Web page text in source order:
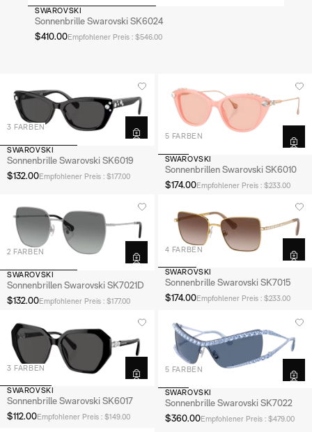
SWAROVSKI
Sonnenbrille Swarovski SK6024
$410.00Empfohlener Preis : $546.00
3 FARBEN
SWAROVSKI
Sonnenbrille Swarovski SK6019
$132.00Empfohlener Preis : $177.00
5 FARBEN
SWAROVSKI
Sonnenbrillen Swarovski SK6010
$174.00Empfohlener Preis : $233.00
2 FARBEN
SWAROVSKI
Sonnenbrillen Swarovski SK7021D
$132.00Empfohlener Preis : $177.00
4 FARBEN
SWAROVSKI
Sonnenbrille Swarovski SK7015
$174.00Empfohlener Preis : $233.00
3 FARBEN
SWAROVSKI
Sonnenbrille Swarovski SK6017
$112.00Empfohlener Preis : $149.00
5 FARBEN
SWAROVSKI
Sonnenbrille Swarovski SK7022
$360.00Empfohlener Preis : $479.00